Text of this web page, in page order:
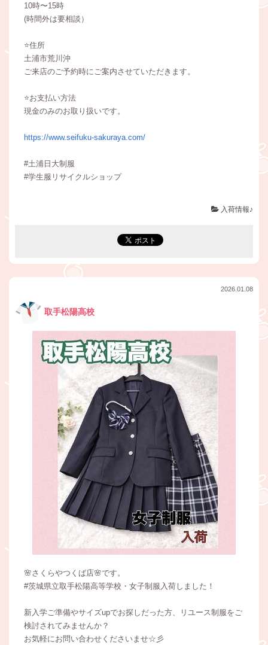
10時〜15時
(時間外は要相談）
⭐️住所
土浦市荒川沖
ご来店のご予約時にご案内させていただきます。
⭐️お支払い方法
現金のみのお取り扱いです。
https://www.seifuku-sakuraya.com/
#土浦日大制服
#学生服リサイクルショップ
入荷情報♪
2026.01.08
取手松陽高校
🌸さくらやつくば店🌸です。
#茨城県立取手松陽高等学校・女子制服入荷しました！
新入学ご準備やサイズupでお探しだった方、リユース制服をご
検討されてみませんか？
お気軽にお問い合わせくださいませ☆彡